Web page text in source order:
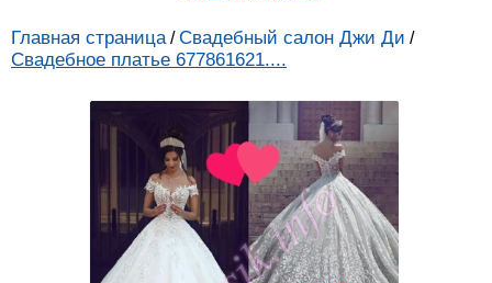
Главная страница /Свадебный салон Джи Ди /
Свадебное платье 677861621....